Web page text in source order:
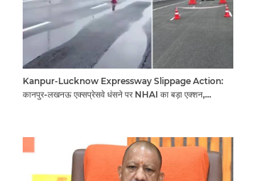
Kanpur-Lucknow Expressway Slippage Action:
कानपुर-लखनऊ एक्सप्रेसवे धंसने पर NHAI का बड़ा एक्शन,